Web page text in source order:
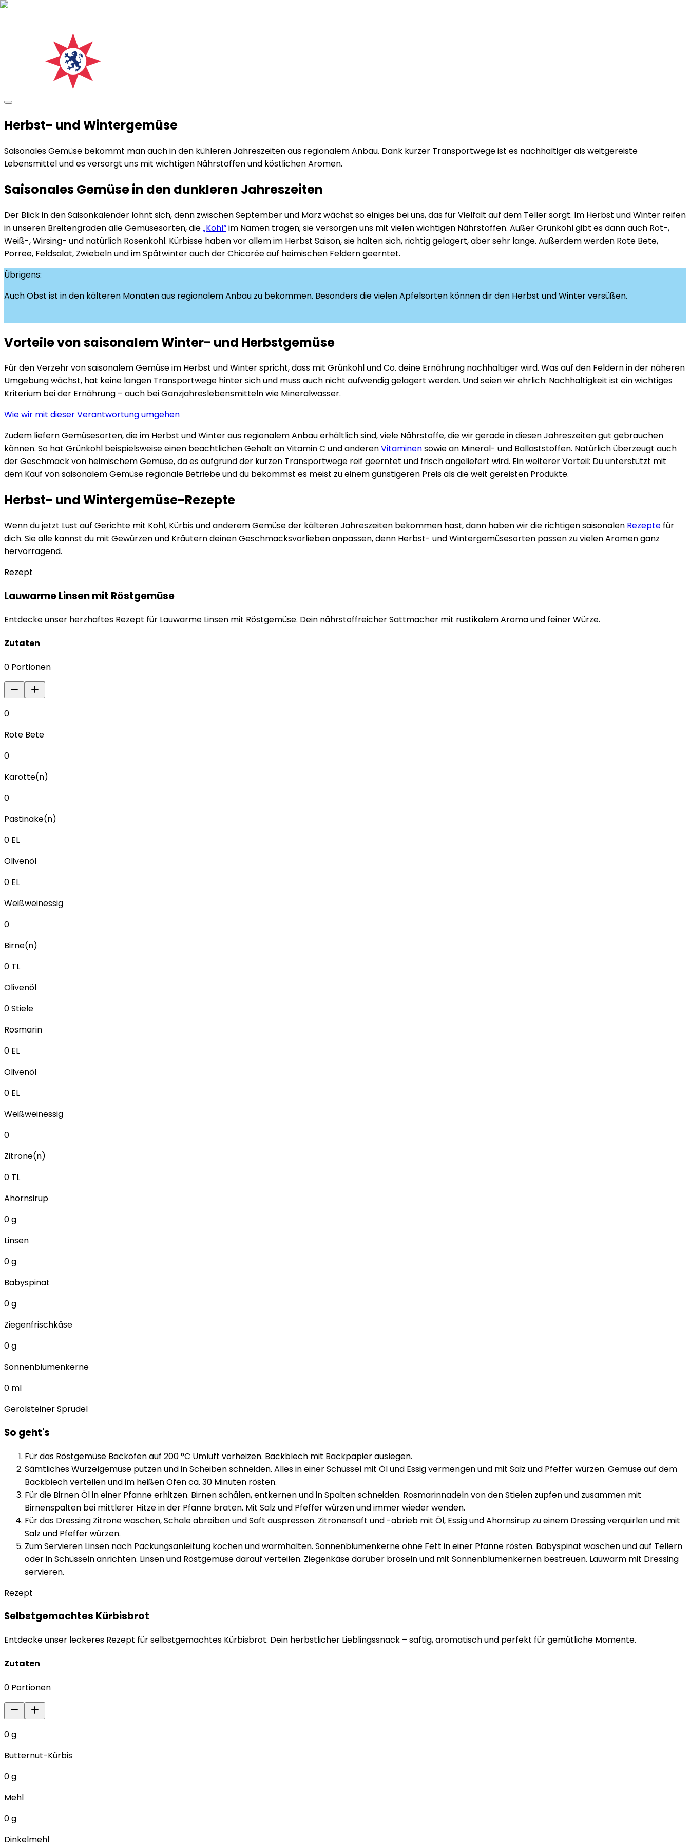
Herbst- und Wintergemüse
Saisonales Gemüse bekommt man auch in den kühleren Jahreszeiten aus regionalem Anbau. Dank kurzer Transportwege ist es nachhaltiger als weitgereiste
Lebensmittel und es versorgt uns mit wichtigen Nährstoffen und köstlichen Aromen.
Saisonales Gemüse in den dunkleren Jahreszeiten
Der Blick in den Saisonkalender lohnt sich, denn zwischen September und März wächst so einiges bei uns, das für Vielfalt auf dem Teller sorgt. Im Herbst und Winter reifen
in unseren Breitengraden alle Gemüsesorten, die„Kohl“im Namen tragen; sie versorgen uns mit vielen wichtigen Nährstoffen. Außer Grünkohl gibt es dann auch Rot-,
Weiß-, Wirsing- und natürlich Rosenkohl. Kürbisse haben vor allem im Herbst Saison, sie halten sich, richtig gelagert, aber sehr lange. Außerdem werden Rote Bete,
Porree, Feldsalat, Zwiebeln und im Spätwinter auch der Chicorée auf heimischen Feldern geerntet.
Übrigens:
Auch Obst ist in den kälteren Monaten aus regionalem Anbau zu bekommen. Besonders die vielen Apfelsorten können dir den Herbst und Winter versüßen.
Vorteile von saisonalem Winter- und Herbstgemüse
Für den Verzehr von saisonalem Gemüse im Herbst und Winter spricht, dass mit Grünkohl und Co. deine Ernährung nachhaltiger wird. Was auf den Feldern in der näheren
Umgebung wächst, hat keine langen Transportwege hinter sich und muss auch nicht aufwendig gelagert werden. Und seien wir ehrlich: Nachhaltigkeit ist ein wichtiges
Kriterium bei der Ernährung – auch bei Ganzjahreslebensmitteln wie Mineralwasser.
Wie wir mit dieser Verantwortung umgehen
Zudem liefern Gemüsesorten, die im Herbst und Winter aus regionalem Anbau erhältlich sind, viele Nährstoffe, die wir gerade in diesen Jahreszeiten gut gebrauchen
können. So hat Grünkohl beispielsweise einen beachtlichen Gehalt an Vitamin C und anderenVitaminensowie an Mineral- und Ballaststoffen. Natürlich überzeugt auch
der Geschmack von heimischem Gemüse, da es aufgrund der kurzen Transportwege reif geerntet und frisch angeliefert wird. Ein weiterer Vorteil: Du unterstützt mit
dem Kauf von saisonalem Gemüse regionale Betriebe und du bekommst es meist zu einem günstigeren Preis als die weit gereisten Produkte.
Herbst- und Wintergemüse-Rezepte
Wenn du jetzt Lust auf Gerichte mit Kohl, Kürbis und anderem Gemüse der kälteren Jahreszeiten bekommen hast, dann haben wir die richtigen saisonalen Rezepte für
dich. Sie alle kannst du mit Gewürzen und Kräutern deinen Geschmacksvorlieben anpassen, denn Herbst- und Wintergemüsesorten passen zu vielen Aromen ganz
hervorragend.
Rezept
Lauwarme Linsen mit Röstgemüse
Entdecke unser herzhaftes Rezept für Lauwarme Linsen mit Röstgemüse. Dein nährstoffreicher Sattmacher mit rustikalem Aroma und feiner Würze.
Zutaten
0 Portionen
0
Rote Bete
0
Karotte(n)
0
Pastinake(n)
0 EL
Olivenöl
0 EL
Weißweinessig
0
Birne(n)
0 TL
Olivenöl
0Stiele
Rosmarin
0 EL
Olivenöl
0 EL
Weißweinessig
0
Zitrone(n)
0 TL
Ahornsirup
0g
Linsen
0g
Babyspinat
0g
Ziegenfrischkäse
0g
Sonnenblumenkerne
0 ml
Gerolsteiner Sprudel
So geht's
Für das Röstgemüse Backofen auf 200 °C Umluft vorheizen. Backblech mit Backpapier auslegen.
Sämtliches Wurzelgemüse putzen und in Scheiben schneiden. Alles in einer Schüssel mit Öl und Essig vermengen und mit Salz und Pfeffer würzen. Gemüse auf dem
Backblech verteilen und im heißen Ofen ca. 30 Minuten rösten.
Für die Birnen Öl in einer Pfanne erhitzen. Birnen schälen, entkernen und in Spalten schneiden. Rosmarinnadeln von den Stielen zupfen und zusammen mit
Birnenspalten bei mittlerer Hitze in der Pfanne braten. Mit Salz und Pfeffer würzen und immer wieder wenden.
Für das Dressing Zitrone waschen, Schale abreiben und Saft auspressen. Zitronensaft und -abrieb mit Öl, Essig und Ahornsirup zu einem Dressing verquirlen und mit
Salz und Pfeffer würzen.
Zum Servieren Linsen nach Packungsanleitung kochen und warmhalten. Sonnenblumenkerne ohne Fett in einer Pfanne rösten. Babyspinat waschen und auf Tellern
oder in Schüsseln anrichten. Linsen und Röstgemüse darauf verteilen. Ziegenkäse darüber bröseln und mit Sonnenblumenkernen bestreuen. Lauwarm mit Dressing
servieren.
Rezept
Selbstgemachtes Kürbisbrot
Entdecke unser leckeres Rezept für selbstgemachtes Kürbisbrot. Dein herbstlicher Lieblingssnack – saftig, aromatisch und perfekt für gemütliche Momente.
Zutaten
0 Portionen
0g
Butternut-Kürbis
0g
Mehl
0g
Dinkelmehl